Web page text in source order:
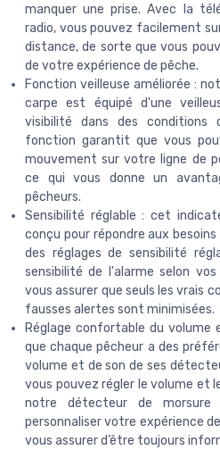
manquer une prise. Avec la
radio, vous pouvez facilement
distance, de sorte que vous
de votre expérience de pêche.
Fonction veilleuse améliorée :
carpe est équipé d'une
visibilité dans des conditions
fonction garantit que vous
mouvement sur votre ligne de
ce qui vous donne un
pêcheurs.
Sensibilité réglable : cet
conçu pour répondre aux
des réglages de sensibilité
sensibilité de l'alarme selon
vous assurer que seuls les vrais
fausses alertes sont minimisées.
Réglage confortable du volume
que chaque pêcheur a des
volume et de son de ses
vous pouvez régler le volume et
notre détecteur de
personnaliser votre expérience
vous assurer d’être toujours